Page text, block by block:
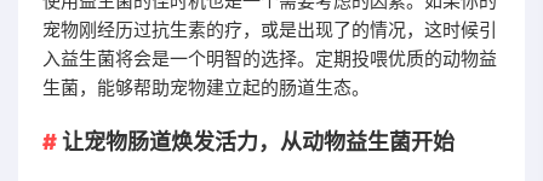
宠物刚经历过抗生素的疗，或是出现了的情况，这时候引
入益生菌将会是一个明智的选择。定期投喂优质的动物益
生菌，能够帮助宠物建立起的肠道生态。
让宠物肠道焕发活力，从动物益生菌开始